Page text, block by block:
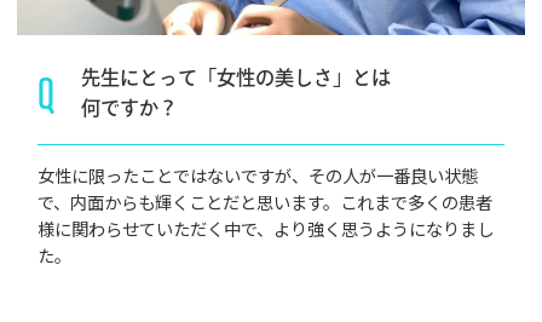
Q
先生にとって「女性の美しさ」とは
何ですか？
女性に限ったことではないですが、その人が一番良い状態
で、内面からも輝くことだと思います。これまで多くの患者
様に関わらせていただく中で、より強く思うようになりまし
た。